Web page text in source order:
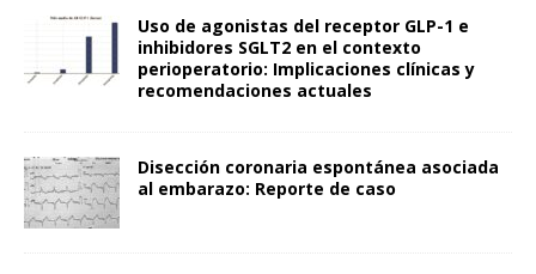
Uso de agonistas del receptor GLP-1 e
inhibidores SGLT2 en el contexto
perioperatorio: Implicaciones clínicas y
recomendaciones actuales
Disección coronaria espontánea asociada
al embarazo: Reporte de caso